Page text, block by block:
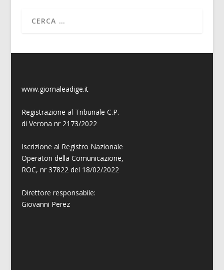
www.giornaleadige.it
Registrazione al Tribunale C.P.
di Verona nr 2173/2022
Iscrizione al Registro Nazionale
Operatori della Comunicazione,
ROC, nr 37822 del 18/02/2022
Direttore responsabile:
Giovanni Perez